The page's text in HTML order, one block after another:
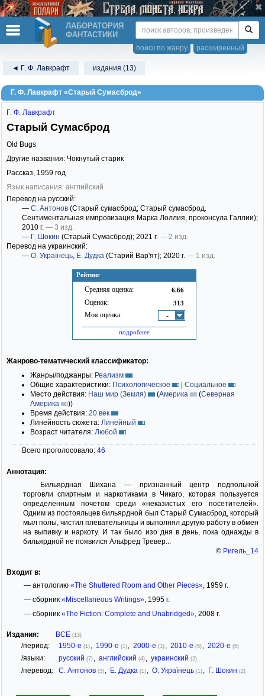
ЛАБОРАТОРИЯ
ФАНТАСТИКИ
расширенный
поиск по жанру
◄ Г. Ф. Лавкрафт издания (13)
Г. Ф. Лавкрафт «Старый Сумасброд»
Рейтинг
Средняя оценка: 6.66
Оценок: 313
Моя оценка: -
подробнее
Г. Ф. Лавкрафт
Старый Сумасброд
Old Bugs
Другие названия: Чокнутый старик
Рассказ, 1959 год
Язык написания: английский
Перевод на русский:
— С. Антонов (Старый сумасброд; Старый сумасброд.
Сентиментальная импровизация Марка Лоллия, проконсула Галлии);
2010 г. — 3 изд.
— Г. Шокин (Старый Сумасброд); 2021 г. — 2 изд.
Перевод на украинский:
— О. Українець, Е. Дудка (Старий Вар'ят); 2020 г. — 1 изд.
Жанрово-тематический классификатор:
Жанры/поджанры: Реализм
Общие характеристики: Психологическое | Социальное
Место действия: Наш мир (Земля) (Америка (Северная
Америка
))
Время действия: 20 век
Линейность сюжета: Линейный
Возраст читателя: Любой
Всего проголосовало: 46
Аннотация:
Бильярдная Шихана — признанный центр подпольной
торговли спиртным и наркотиками в Чикаго, которая пользуется
определенным почетом среди «неказистых его посетителей».
Одним из постояльцев бильярдной был Старый Сумасброд, который
мыл полы, чистил плевательницы и выполнял другую работу в обмен
на выпивку и наркоту. И так было изо дня в день, пока однажды в
бильярдной не появился Альфред Тревер...
© Ригель_14
Входит в:
— антологию «The Shuttered Room and Other Pieces», 1959 г.
— сборник «Miscellaneous Writings», 1995 г.
— сборник «The Fiction: Complete and Unabridged», 2008 г.
Издания: ВСЕ (13)
/период: 1950-е (1) 1990-е (1) 2000-е (1) 2010-е (5) 2020-е (5)
/языки: русский (7) английский (4) украинский (2)
/перевод: С. Антонов (3) Е. Дудка (1) О. Українець (1) Г. Шокин (2)